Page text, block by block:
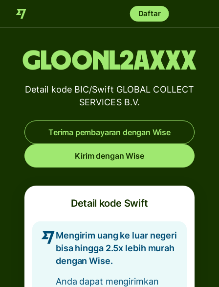
Daftar
GLOONL2AXXX
Detail kode BIC/Swift GLOBAL COLLECT
SERVICES B.V.
Terima pembayaran dengan Wise
Kirim dengan Wise
Detail kode Swift
Mengirim uang ke luar negeri
bisa hingga 2.5x lebih murah
dengan Wise.
Anda dapat mengirimkan